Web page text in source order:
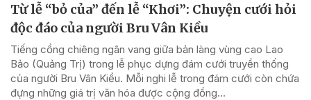
Từ lễ “bỏ của” đến lễ “Khơi”: Chuyện cưới hỏi
độc đáo của người Bru Vân Kiều
Tiếng cồng chiêng ngân vang giữa bản làng vùng cao Lao
Bảo (Quảng Trị) trong lễ phục dựng đám cưới truyền thống
của người Bru Vân Kiều. Mỗi nghi lễ trong đám cưới còn chứa
đựng những giá trị văn hóa được cộng đồng...